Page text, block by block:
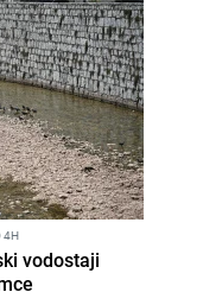
4H
vodostaji